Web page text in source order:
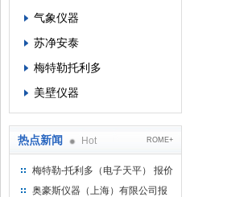
气象仪器
苏净安泰
梅特勒托利多
美壁仪器
热点新闻 Hot ROME+
梅特勒-托利多（电子天平） 报价
单
奥豪斯仪器（上海）有限公司报